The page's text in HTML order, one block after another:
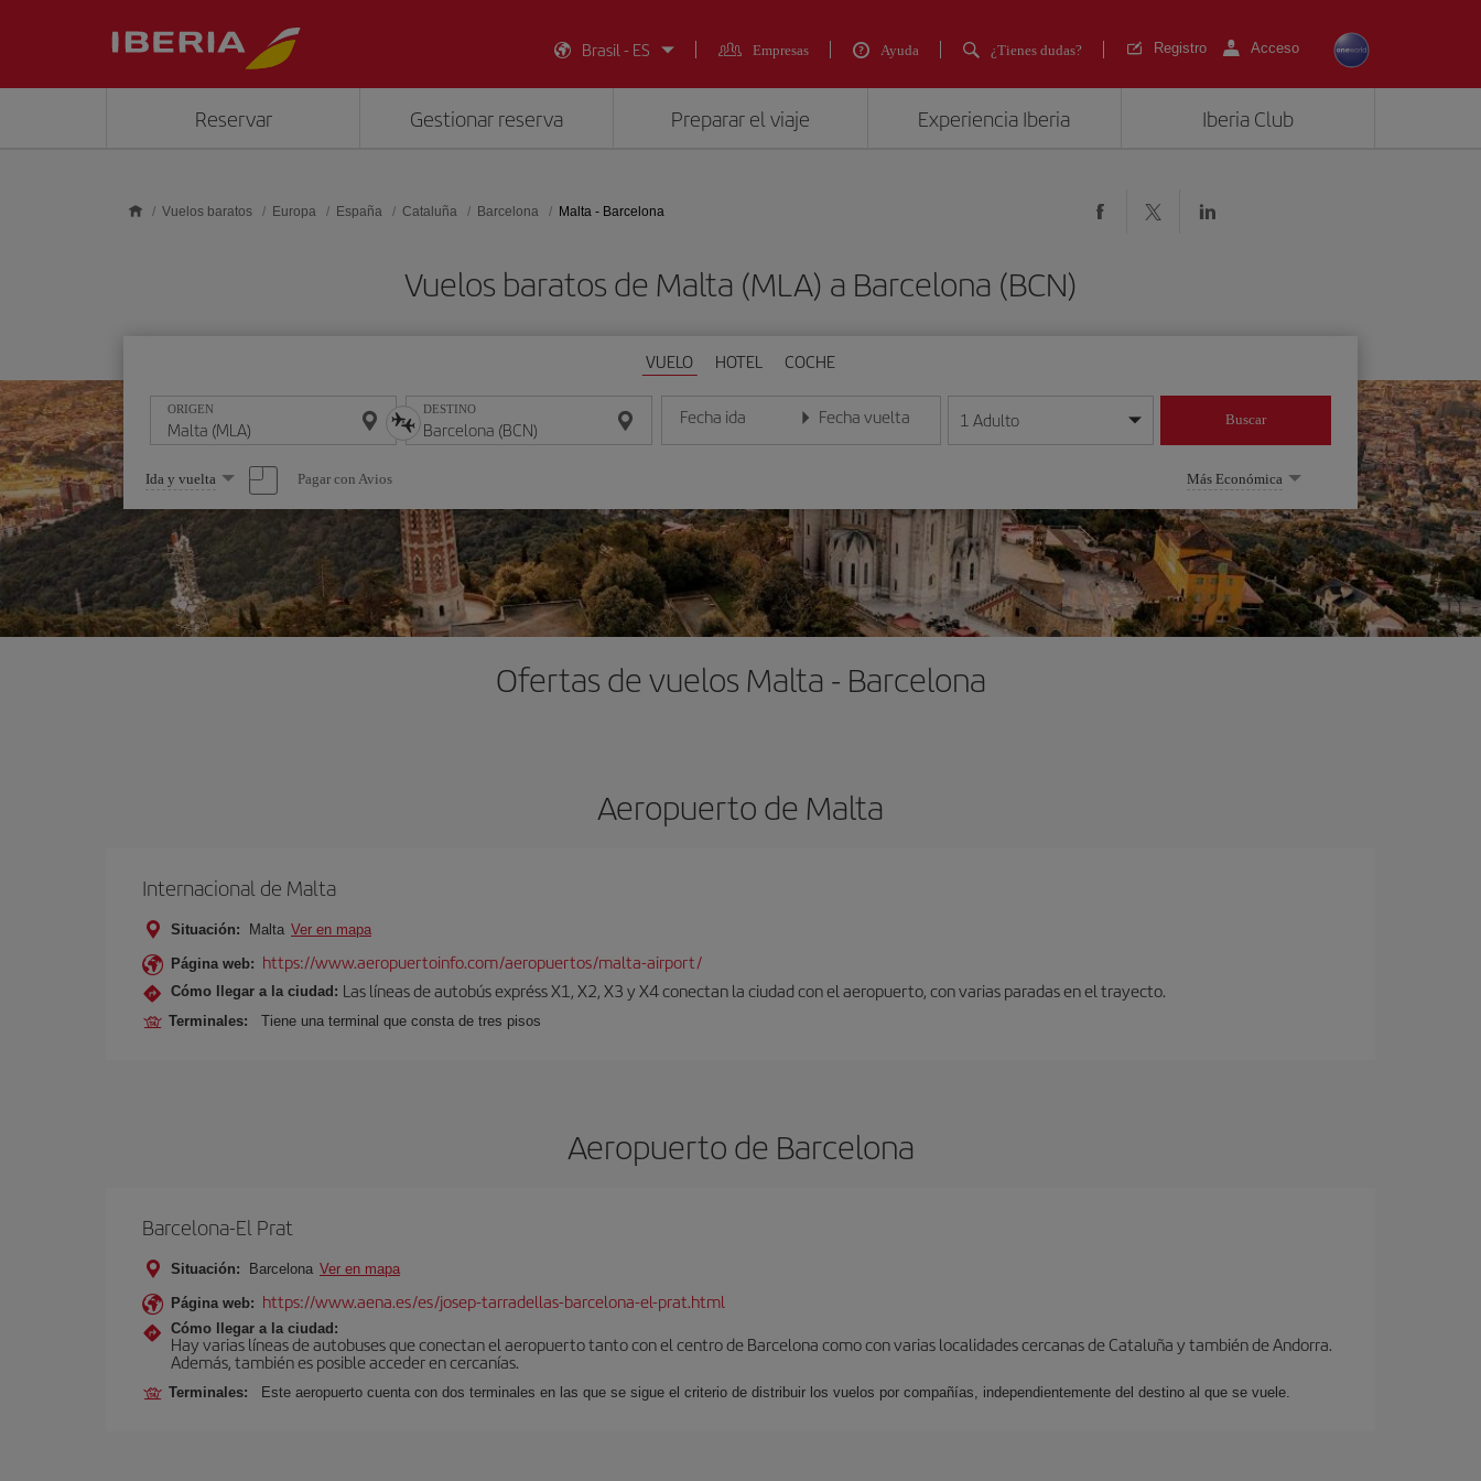
Brasil - ES
Empresas Ayuda ¿Tienes dudas? Registro Acceso
Reservar Gestionar reserva Preparar el viaje Experiencia Iberia Iberia Club
Vuelos baratos Europa España Cataluña Barcelona Malta - Barcelona
Vuelos baratos de Malta (MLA) a Barcelona (BCN)
VUELO HOTEL COCHE
ORIGEN DESTINO Fecha ida
Introduce la fecha en formato día/mes/año
Fecha vuelta
Introduce la fecha en formato día/mes/año
1 Adulto Buscar
Seleccione
una
opción
Ida y vuelta Pagar con Avios Más Económica
Ofertas de vuelos Malta - Barcelona
Aeropuerto de Malta
Internacional de Malta
Situación: Malta Ver en mapa
Página web: https://www.aeropuertoinfo.com/aeropuertos/malta-airport/
Cómo llegar a la ciudad: Las líneas de autobús expréss X1, X2, X3 y X4 conectan la ciudad con el aeropuerto, con varias paradas en el trayecto.
Terminales: Tiene una terminal que consta de tres pisos
Aeropuerto de Barcelona
Barcelona-El Prat
Situación: Barcelona Ver en mapa
Página web: https://www.aena.es/es/josep-tarradellas-barcelona-el-prat.html
Cómo llegar a la ciudad:
Hay varias líneas de autobuses que conectan el aeropuerto tanto con el centro de Barcelona como con varias localidades cercanas de Cataluña y también de Andorra.
Además, también es posible acceder en cercanías.
Terminales: Este aeropuerto cuenta con dos terminales en las que se sigue el criterio de distribuir los vuelos por compañías, independientemente del destino al que se vuele.